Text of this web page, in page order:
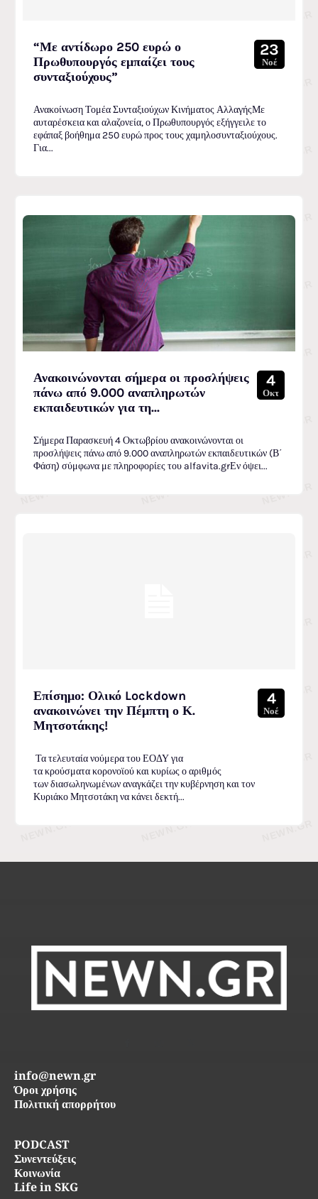
“Με αντίδωρο 250 ευρώ ο
Πρωθυπουργός εμπαίζει τους
συνταξιούχους”
23
Νοέ
Ανακοίνωση Τομέα Συνταξιούχων Κινήματος ΑλλαγήςΜε
αυταρέσκεια και αλαζονεία, ο Πρωθυπουργός εξήγγειλε το
εφάπαξ βοήθημα 250 ευρώ προς τους χαμηλοσυνταξιούχους.
Για...
Ανακοινώνονται σήμερα οι προσλήψεις
πάνω από 9.000 αναπληρωτών
εκπαιδευτικών για τη...
4
Οκτ
Σήμερα Παρασκευή 4 Οκτωβρίου ανακοινώνονται οι
προσλήψεις πάνω από 9.000 αναπληρωτών εκπαιδευτικών (Β΄
Φάση) σύμφωνα με πληροφορίες του alfavita.grΕν όψει...
Επίσημο: Ολικό Lockdown
ανακοινώνει την Πέμπτη ο Κ.
Μητσοτάκης!
4
Νοέ
Τα τελευταία νούμερα του ΕΟΔΥ για
τα κρούσματα κορονοϊού και κυρίως ο αριθμός
των διασωληνωμένων αναγκάζει την κυβέρνηση και τον
Κυριάκο Μητσοτάκη να κάνει δεκτή...
PODCAST
Συνεντεύξεις
Κοινωνία
Life in SKG
info@newn.gr
Όροι χρήσης
Πολιτική απορρήτου